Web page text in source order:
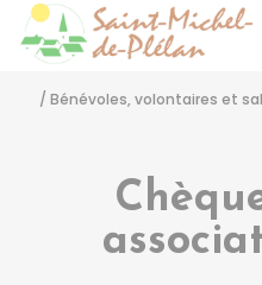
/ Bénévoles, volontaires et